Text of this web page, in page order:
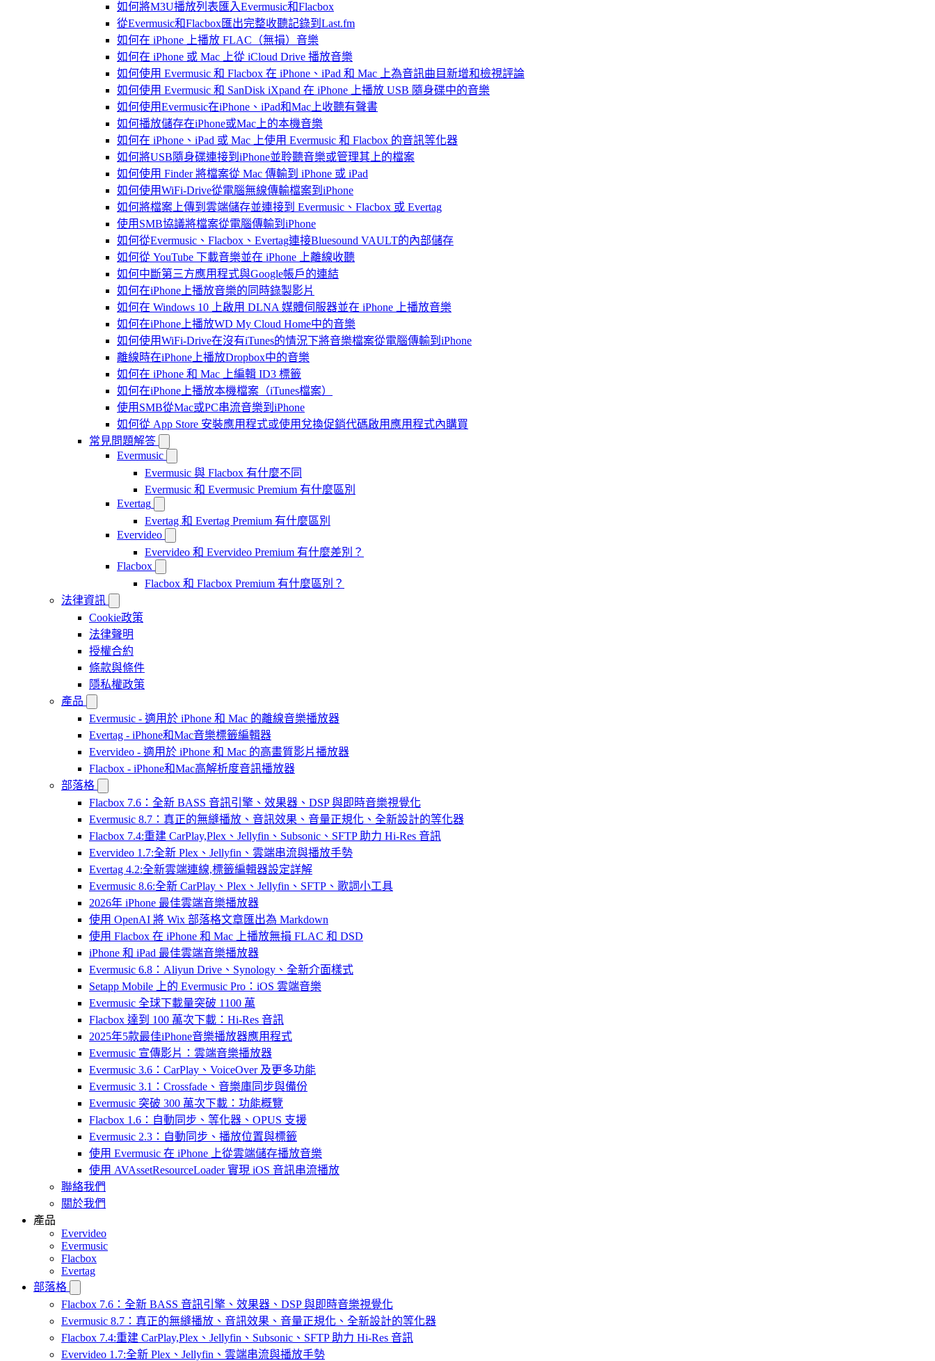
如何將M3U播放列表匯入Evermusic和Flacbox
從Evermusic和Flacbox匯出完整收聽記錄到Last.fm
如何在 iPhone 上播放 FLAC（無損）音樂
如何在 iPhone 或 Mac 上從 iCloud Drive 播放音樂
如何使用 Evermusic 和 Flacbox 在 iPhone、iPad 和 Mac 上為音訊曲目新增和檢視評論
如何使用 Evermusic 和 SanDisk iXpand 在 iPhone 上播放 USB 隨身碟中的音樂
如何使用Evermusic在iPhone、iPad和Mac上收聽有聲書
如何播放儲存在iPhone或Mac上的本機音樂
如何在 iPhone、iPad 或 Mac 上使用 Evermusic 和 Flacbox 的音訊等化器
如何將USB隨身碟連接到iPhone並聆聽音樂或管理其上的檔案
如何使用 Finder 將檔案從 Mac 傳輸到 iPhone 或 iPad
如何使用WiFi-Drive從電腦無線傳輸檔案到iPhone
如何將檔案上傳到雲端儲存並連接到 Evermusic、Flacbox 或 Evertag
使用SMB協議將檔案從電腦傳輸到iPhone
如何從Evermusic、Flacbox、Evertag連接Bluesound VAULT的內部儲存
如何從 YouTube 下載音樂並在 iPhone 上離線收聽
如何中斷第三方應用程式與Google帳戶的連結
如何在iPhone上播放音樂的同時錄製影片
如何在 Windows 10 上啟用 DLNA 媒體伺服器並在 iPhone 上播放音樂
如何在iPhone上播放WD My Cloud Home中的音樂
如何使用WiFi-Drive在沒有iTunes的情況下將音樂檔案從電腦傳輸到iPhone
離線時在iPhone上播放Dropbox中的音樂
如何在 iPhone 和 Mac 上編輯 ID3 標籤
如何在iPhone上播放本機檔案（iTunes檔案）
使用SMB從Mac或PC串流音樂到iPhone
如何從 App Store 安裝應用程式或使用兌換促銷代碼啟用應用程式內購買
常見問題解答
Evermusic
Evermusic 與 Flacbox 有什麼不同
Evermusic 和 Evermusic Premium 有什麼區別
Evertag
Evertag 和 Evertag Premium 有什麼區別
Evervideo
Evervideo 和 Evervideo Premium 有什麼差別？
Flacbox
Flacbox 和 Flacbox Premium 有什麼區別？
法律資訊
Cookie政策
法律聲明
授權合約
條款與條件
隱私權政策
產品
Evermusic - 適用於 iPhone 和 Mac 的離線音樂播放器
Evertag - iPhone和Mac音樂標籤編輯器
Evervideo - 適用於 iPhone 和 Mac 的高畫質影片播放器
Flacbox - iPhone和Mac高解析度音訊播放器
部落格
Flacbox 7.6：全新 BASS 音訊引擎、效果器、DSP 與即時音樂視覺化
Evermusic 8.7：真正的無縫播放、音訊效果、音量正規化、全新設計的等化器
Flacbox 7.4:重建 CarPlay,Plex、Jellyfin、Subsonic、SFTP 助力 Hi-Res 音訊
Evervideo 1.7:全新 Plex、Jellyfin、雲端串流與播放手勢
Evertag 4.2:全新雲端連線,標籤編輯器設定詳解
Evermusic 8.6:全新 CarPlay、Plex、Jellyfin、SFTP、歌詞小工具
2026年 iPhone 最佳雲端音樂播放器
使用 OpenAI 將 Wix 部落格文章匯出為 Markdown
使用 Flacbox 在 iPhone 和 Mac 上播放無損 FLAC 和 DSD
iPhone 和 iPad 最佳雲端音樂播放器
Evermusic 6.8：Aliyun Drive、Synology、全新介面樣式
Setapp Mobile 上的 Evermusic Pro：iOS 雲端音樂
Evermusic 全球下載量突破 1100 萬
Flacbox 達到 100 萬次下載：Hi-Res 音訊
2025年5款最佳iPhone音樂播放器應用程式
Evermusic 宣傳影片：雲端音樂播放器
Evermusic 3.6：CarPlay、VoiceOver 及更多功能
Evermusic 3.1：Crossfade、音樂庫同步與備份
Evermusic 突破 300 萬次下載：功能概覽
Flacbox 1.6：自動同步、等化器、OPUS 支援
Evermusic 2.3：自動同步、播放位置與標籤
使用 Evermusic 在 iPhone 上從雲端儲存播放音樂
使用 AVAssetResourceLoader 實現 iOS 音訊串流播放
聯絡我們
關於我們
產品
Evervideo
Evermusic
Flacbox
Evertag
部落格
Flacbox 7.6：全新 BASS 音訊引擎、效果器、DSP 與即時音樂視覺化
Evermusic 8.7：真正的無縫播放、音訊效果、音量正規化、全新設計的等化器
Flacbox 7.4:重建 CarPlay,Plex、Jellyfin、Subsonic、SFTP 助力 Hi-Res 音訊
Evervideo 1.7:全新 Plex、Jellyfin、雲端串流與播放手勢